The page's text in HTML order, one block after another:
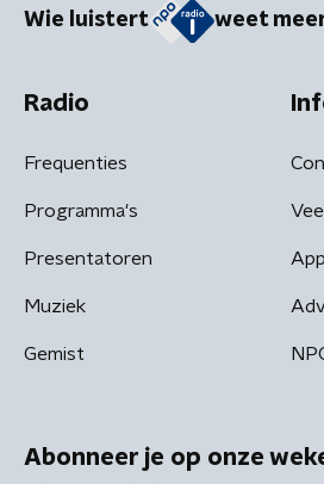
Wie luistert weet
Radio
Frequenties
Programma's
Presentatoren
Muziek
Gemist
Abonneer je op onze